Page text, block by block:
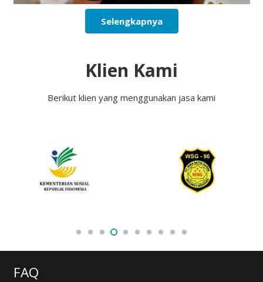
Selengkapnya
Klien Kami
Berikut klien yang menggunakan jasa kami
FAQ